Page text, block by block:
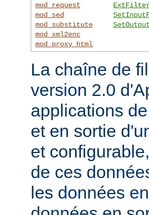
mod_request
mod_sed
mod_substitute
mod_xml2enc
mod_proxy_html
La chaîne de
version 2.0
applications
et en sortie
et
de ces
les données